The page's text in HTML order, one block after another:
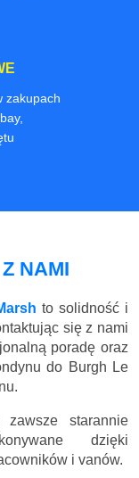
zakupach
NAMI
to solidność i
się z nami
poradę oraz
do Burgh Le
zawsze starannie
dzięki
i vanów.